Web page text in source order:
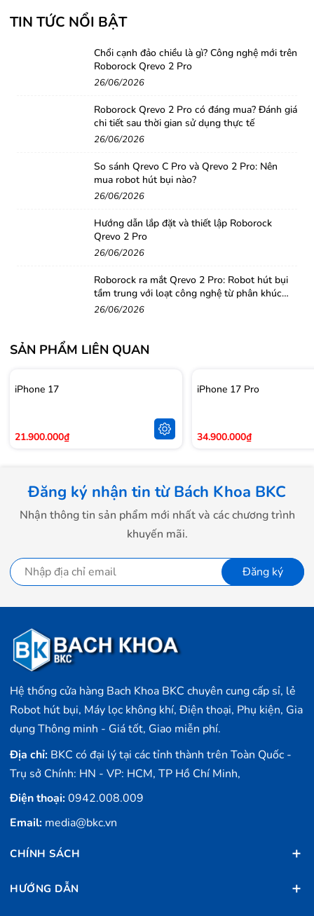
A16 Bionic A15 Bionic
6GB
128GB, 256GB,
512GB,
256GB,
Hỗ trợ
sắc
Space Black,
Silver,
Gold,
Gold,Sierra
Blue
Điện thoại iPhone 14 khi nào ra mắt?
Sau nhiều đồn đoán, điện thoại iPhone 14 series đã
vào 0h ngày 8/9 (giờ Việt Nam), tức 10h ngày 7/9 (Theo
giờ Mỹ) tại trụ sở chính của Apple.
Sau khi chính thức giới thiệu các thông tin về series điện
thoại mới, người dùng có thể đặt hàng từ ngày 9.9 và
Kích thước iPhone 14 (Max, Pro, Pro Max)
bao nhiêu inch?
Trong series điện thoại iPhone 14, Apple đã có một
đó phiên bản mini đã bị khai tử và thay vào đó là phiên
TIN TỨC NỔI BẬT
Chổi cạnh đảo chiều là gì? Công nghệ mới trên
Roborock Qrevo 2 Pro
26/06/2026
Roborock Qrevo 2 Pro có đáng mua? Đánh giá
chi tiết sau thời gian sử dụng thực tế
26/06/2026
So sánh Qrevo C Pro và Qrevo 2 Pro: Nên
mua robot hút bụi nào?
26/06/2026
Hướng dẫn lắp đặt và thiết lập Roborock
Qrevo 2 Pro
26/06/2026
Roborock ra mắt Qrevo 2 Pro: Robot hút bụi
tầm trung với loạt công nghệ từ phân khúc
cao cấp
26/06/2026
SẢN PHẨM LIÊN QUAN
iPhone 17
21.900.000₫
iPhone 17 Pro
34.900.000₫
Đăng ký nhận tin từ Bách Khoa BKC
Nhận thông tin sản phẩm mới nhất và các chương trình
khuyến mãi.
Đăng ký
Hệ thống cửa hàng Bach Khoa BKC chuyên cung cấp sỉ, lẻ
Robot hút bụi, Máy lọc không khí, Điện thoại, Phụ kiện, Gia
dụng Thông minh - Giá tốt, Giao miễn phí.
Địa chỉ: BKC có đại lý tại các tỉnh thành trên Toàn Quốc -
Trụ sở Chính: HN - VP: HCM, TP Hồ Chí Minh,
Điện thoại:0942.008.009
Email: media@bkc.vn
CHÍNH SÁCH
HƯỚNG DẪN